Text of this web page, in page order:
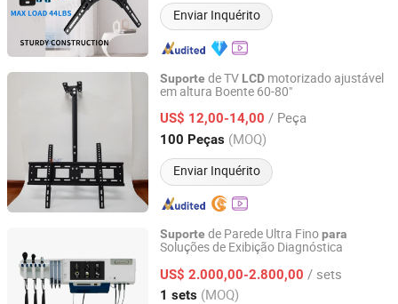
Enviar Inquérito
Suporte de TV LCD motorizado ajustável
em altura Boente 60-80"
US$ 12,00-14,00 / Peça
100 Peças (MOQ)
Enviar Inquérito
Guangzhou Boente Technology Co., Ltd.
Desde 2022
Suporte de Parede Ultra Finopara
Soluções de Exibição Diagnóstica
US$ 2.000,00-2.800,00 / sets
1 sets (MOQ)
Nanjing Mornmed Medical Equipment Co., Ltd.
Jiangsu, China Desde 2024